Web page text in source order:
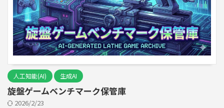
人工知能(AI) 生成AI
旋盤ゲームベンチマーク保管庫
2026/2/23